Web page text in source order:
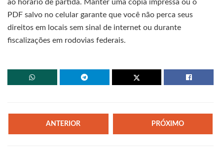
ao horário de partida. Manter uma cópia impressa ou o
PDF salvo no celular garante que você não perca seus
direitos em locais sem sinal de internet ou durante
fiscalizações em rodovias federais.
ANTERIOR PRÓXIMO